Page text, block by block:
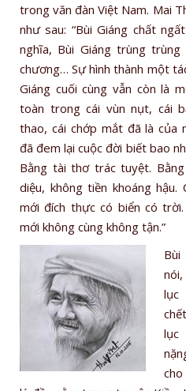
trong văn đàn Việt Nam. Mai
như sau: “Bùi Giáng chất
nghĩa, Bùi Giáng trùng
chương… Sự hình thành một
Giáng cuối cùng vẫn còn là
toàn trong cái vùn nụt, cái
thao, cái chớp mắt đã là của
đã đem lại cuộc đời biết bao
Bằng tài thơ trác tuyệt.
diệu, không tiền khoáng hậu.
mới đích thực có biển có
mới không cùng không tận.”
Bùi
lục